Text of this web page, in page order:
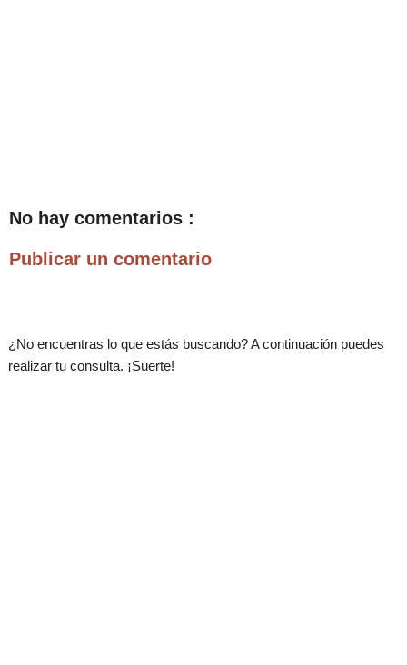
No hay comentarios :
Publicar un comentario
¿No encuentras lo que estás buscando? A continuación puedes
realizar tu consulta. ¡Suerte!